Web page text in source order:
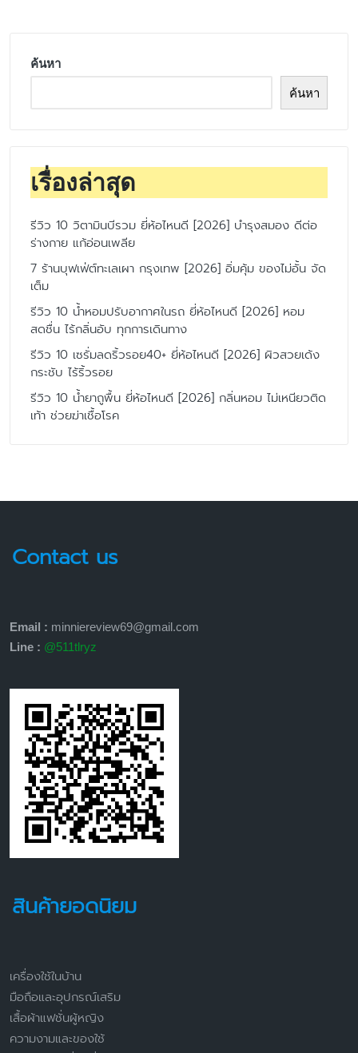
ค้นหา
ค้นหา
เรื่องล่าสุด
รีวิว 10 วิตามินบีรวม ยี่ห้อไหนดี [2026] บำรุงสมอง ดีต่อ
ร่างกาย แก้อ่อนเพลีย
7 ร้านบุฟเฟ่ต์ทะเลเผา กรุงเทพ [2026] อิ่มคุ้ม ของไม่อั้น จัด
เต็ม
รีวิว 10 น้ำหอมปรับอากาศในรถ ยี่ห้อไหนดี [2026] หอม
สดชื่น ไร้กลิ่นอับ ทุกการเดินทาง
รีวิว 10 เซรั่มลดริ้วรอย40+ ยี่ห้อไหนดี [2026] ผิวสวยเด้ง
กระชับ ไร้ริ้วรอย
รีวิว 10 น้ำยาถูพื้น ยี่ห้อไหนดี [2026] กลิ่นหอม ไม่เหนียวติด
เท้า ช่วยฆ่าเชื้อโรค
Contact us
Email : minniereview69@gmail.com
Line : @511tlryz
สินค้ายอดนิยม
เครื่องใช้ในบ้าน
มือถือและอุปกรณ์เสริม
เสื้อผ้าแฟชั่นผู้หญิง
ความงามและของใช้